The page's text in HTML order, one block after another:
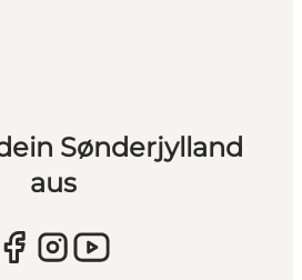
Sønderjylland
aus